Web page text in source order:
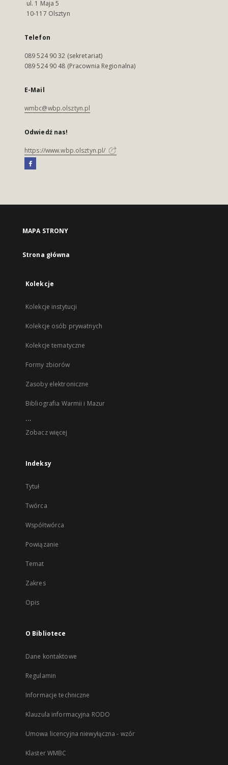
ul. 1 Maja 5
10-117 Olsztyn
Telefon
089 524 90 32 (sekretariat)
089 524 90 48 (Pracownia Regionalna)
E-Mail
wmbc@wbp.olsztyn.pl
Odwiedź nas!
https://www.wbp.olsztyn.pl/
MAPA STRONY
Strona główna
Kolekcje
Kolekcje instytucji
Kolekcje osób prywatnych
Kolekcje tematyczne
Formy zbiorów
Zasoby elektroniczne
Bibliografia Warmii i Mazur
...
Zobacz więcej
Indeksy
Tytuł
Twórca
Współtwórca
Powiązanie
Temat
Zakres
Opis
O Bibliotece
Dane kontaktowe
Regulamin
Informacje techniczne
Klauzula informacyjna RODO
Umowa licencyjna niewyłączna - wzór
Klaster WMBC